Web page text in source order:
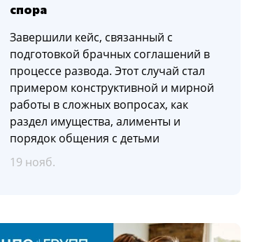
спора
Завершили кейс, связанный с
подготовкой брачных соглашений в
процессе развода. Этот случай стал
примером конструктивной и мирной
работы в сложных вопросах, как
раздел имущества, алименты и
порядок общения с детьми
19 нояб.